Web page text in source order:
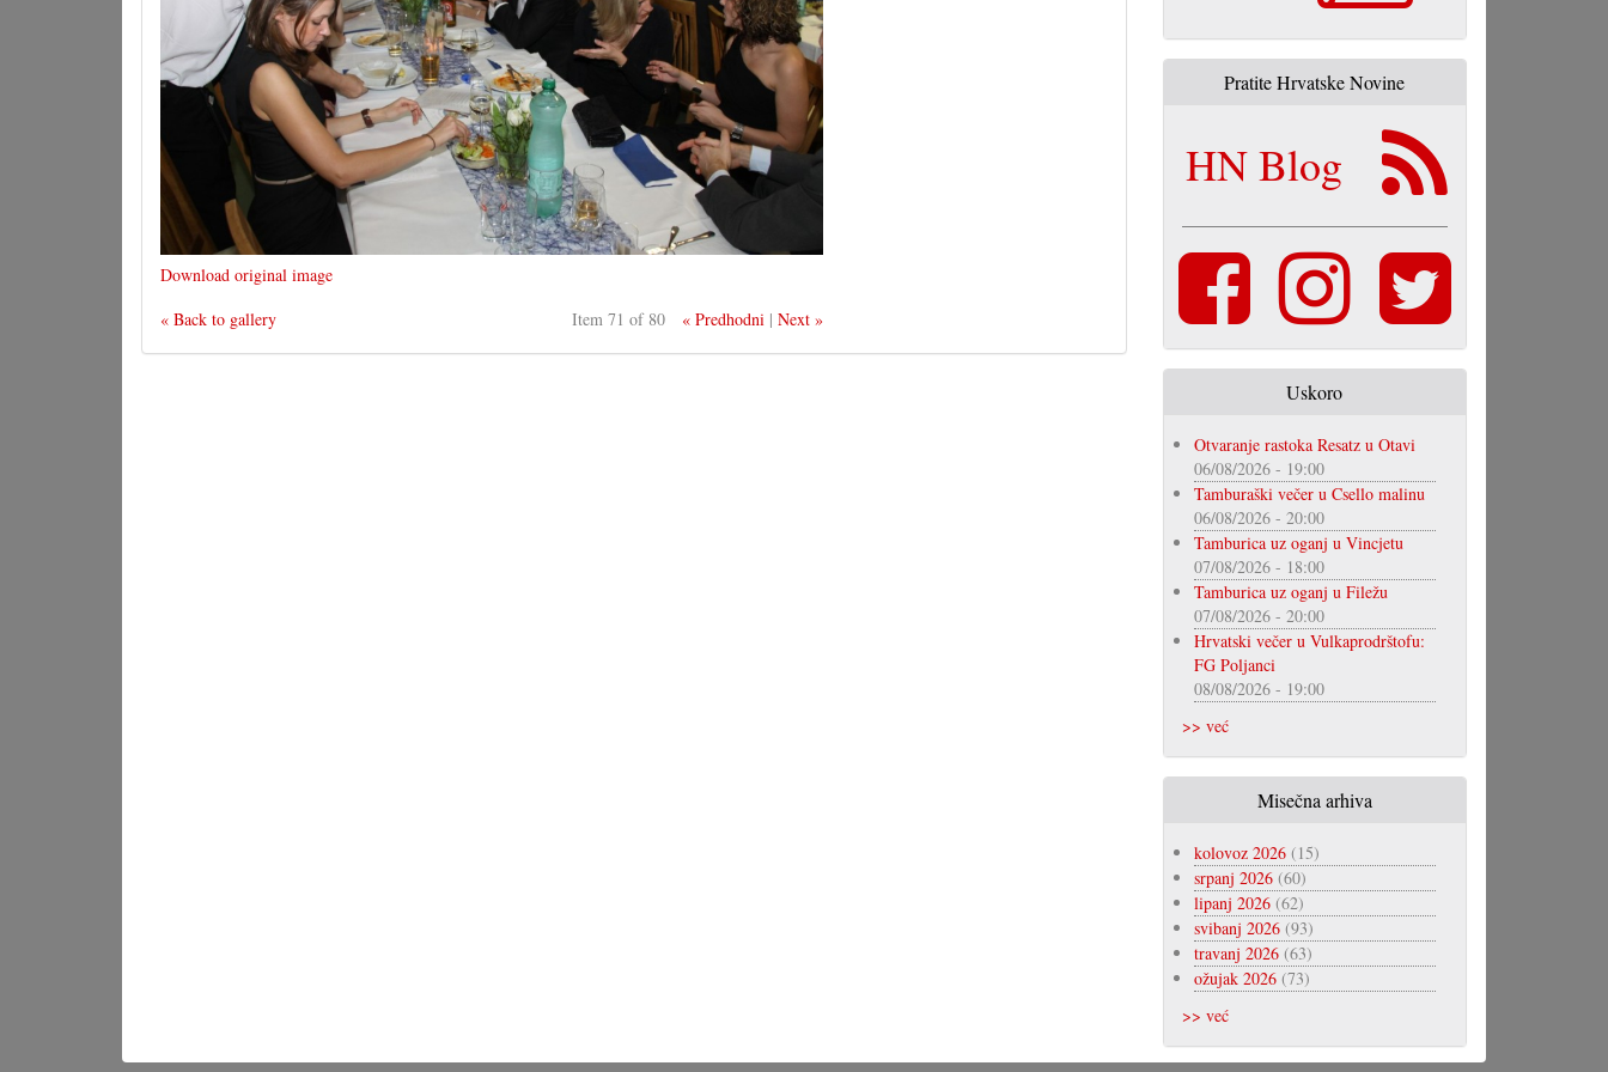
Download original image
« Back to gallery
Item 71 of 80 « Predhodni |Next »
Pratite Hrvatske Novine
HN Blog
Uskoro
Otvaranje rastoka Resatz u Otavi
06/08/2026 - 19:00
Tamburaški večer u Csello malinu
06/08/2026 - 20:00
Tamburica uz oganj u Vincjetu
07/08/2026 - 18:00
Tamburica uz oganj u Filežu
07/08/2026 - 20:00
Hrvatski večer u Vulkaprodrštofu:
FG Poljanci
08/08/2026 - 19:00
>> već
Misečna arhiva
kolovoz 2026(15)
srpanj 2026(60)
lipanj 2026(62)
svibanj 2026(93)
travanj 2026(63)
ožujak 2026(73)
>> već